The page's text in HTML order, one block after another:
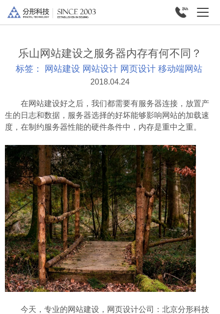
乐山网站建设之服务器内存有何不同？
标签： 网站建设 网站设计 网页设计 移动端网站
2018.04.24
在网站建设好之后，我们都需要有服务器连接，放置产
生的日志和数据，服务器选择的好坏能够影响网站的加载速
度，在制约服务器性能的硬件条件中，内存是重中之重。
今天，专业的网站建设，网页设计公司：北京分形科技